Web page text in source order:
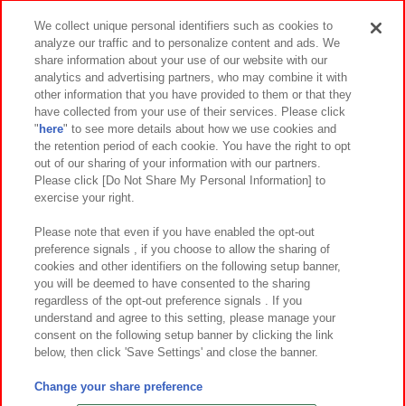
イベント・キャンペーン
関連会社 サステナビリティ サイトポリシー
プライバシーポリシー ウェブアクセシビリティ方針と検証結果
お取引先さまとともに
カスタマーハラスメント対応方針 よくあるご質問・お問い合わせ
©Bandai Namco Amusement Inc.
©Bandai Namco Amusement Lab Inc.
We collect unique personal identifiers such as cookies to
analyze our traffic and to personalize content and ads. We
share information about your use of our website with our
analytics and advertising partners, who may combine it with
other information that you have provided to them or that they
have collected from your use of their services. Please click
" here" to see more details about how we use cookies and
the retention period of each cookie. You have the right to opt
out of our sharing of your information with our partners.
Please click [Do Not Share My Personal Information] to
exercise your right.
Please note that even if you have enabled the opt-out
preference signals , if you choose to allow the sharing of
cookies and other identifiers on the following setup banner,
you will be deemed to have consented to the sharing
regardless of the opt-out preference signals . If you
understand and agree to this setting, please manage your
consent on the following setup banner by clicking the link
below, then click 'Save Settings' and close the banner.
Change your share preference